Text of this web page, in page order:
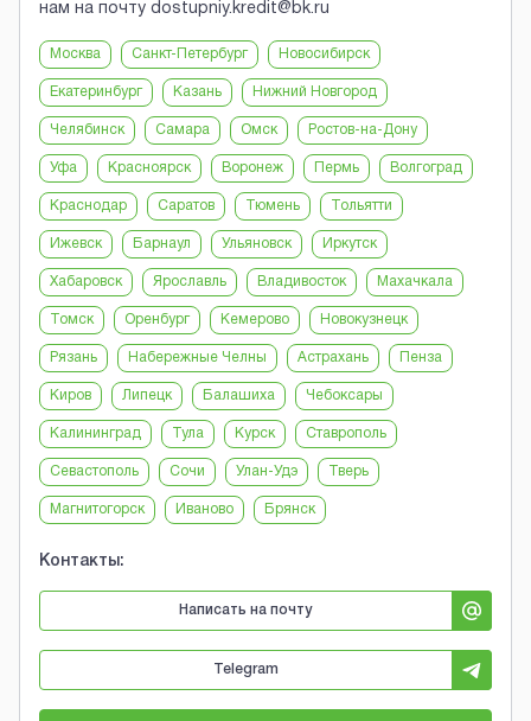
нам на почту dostupniy.kredit@bk.ru
Москва Санкт-Петербург Новосибирск
Екатеринбург Казань Нижний Новгород
Челябинск Самара Омск Ростов-на-Дону
Уфа Красноярск Воронеж Пермь Волгоград
Краснодар Саратов Тюмень Тольятти
Ижевск Барнаул Ульяновск Иркутск
Хабаровск Ярославль Владивосток Махачкала
Томск Оренбург Кемерово Новокузнецк
Рязань Набережные Челны Астрахань Пенза
Киров Липецк Балашиха Чебоксары
Калининград Тула Курск Ставрополь
Севастополь Сочи Улан-Удэ Тверь
Магнитогорск Иваново Брянск
Контакты:
Написать на почту
Telegram